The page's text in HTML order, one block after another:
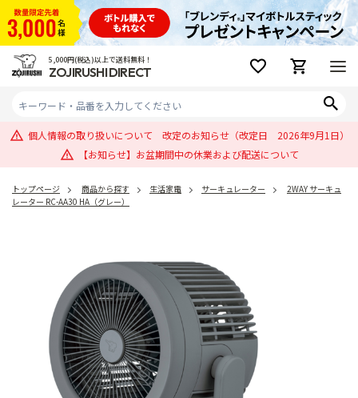
5,000円(税込)以上で送料無料！
ZOJIRUSHI DIRECT
個人情報の取り扱いについて 改定のお知らせ（改定日 2026年9月1日）
【お知らせ】お盆期間中の休業および配送について
トップページ 商品から探す 生活家電 サーキュレーター
2WAY サーキュ
レーター RC-AA30 HA（グレー）